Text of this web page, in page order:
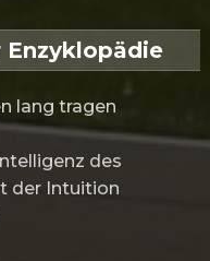
lang tragen
des
der Intuition